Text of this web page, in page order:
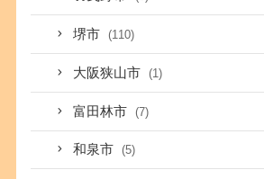
堺市 (110)
大阪狭山市 (1)
富田林市 (7)
和泉市 (5)